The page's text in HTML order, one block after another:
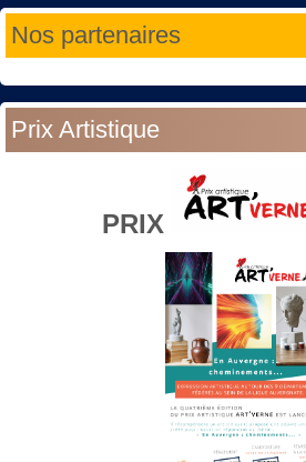
Nos partenaires
Prix Artistique
PRIX
Année
précédente
Mois
précédent
Année
suivante
Mois
suivant